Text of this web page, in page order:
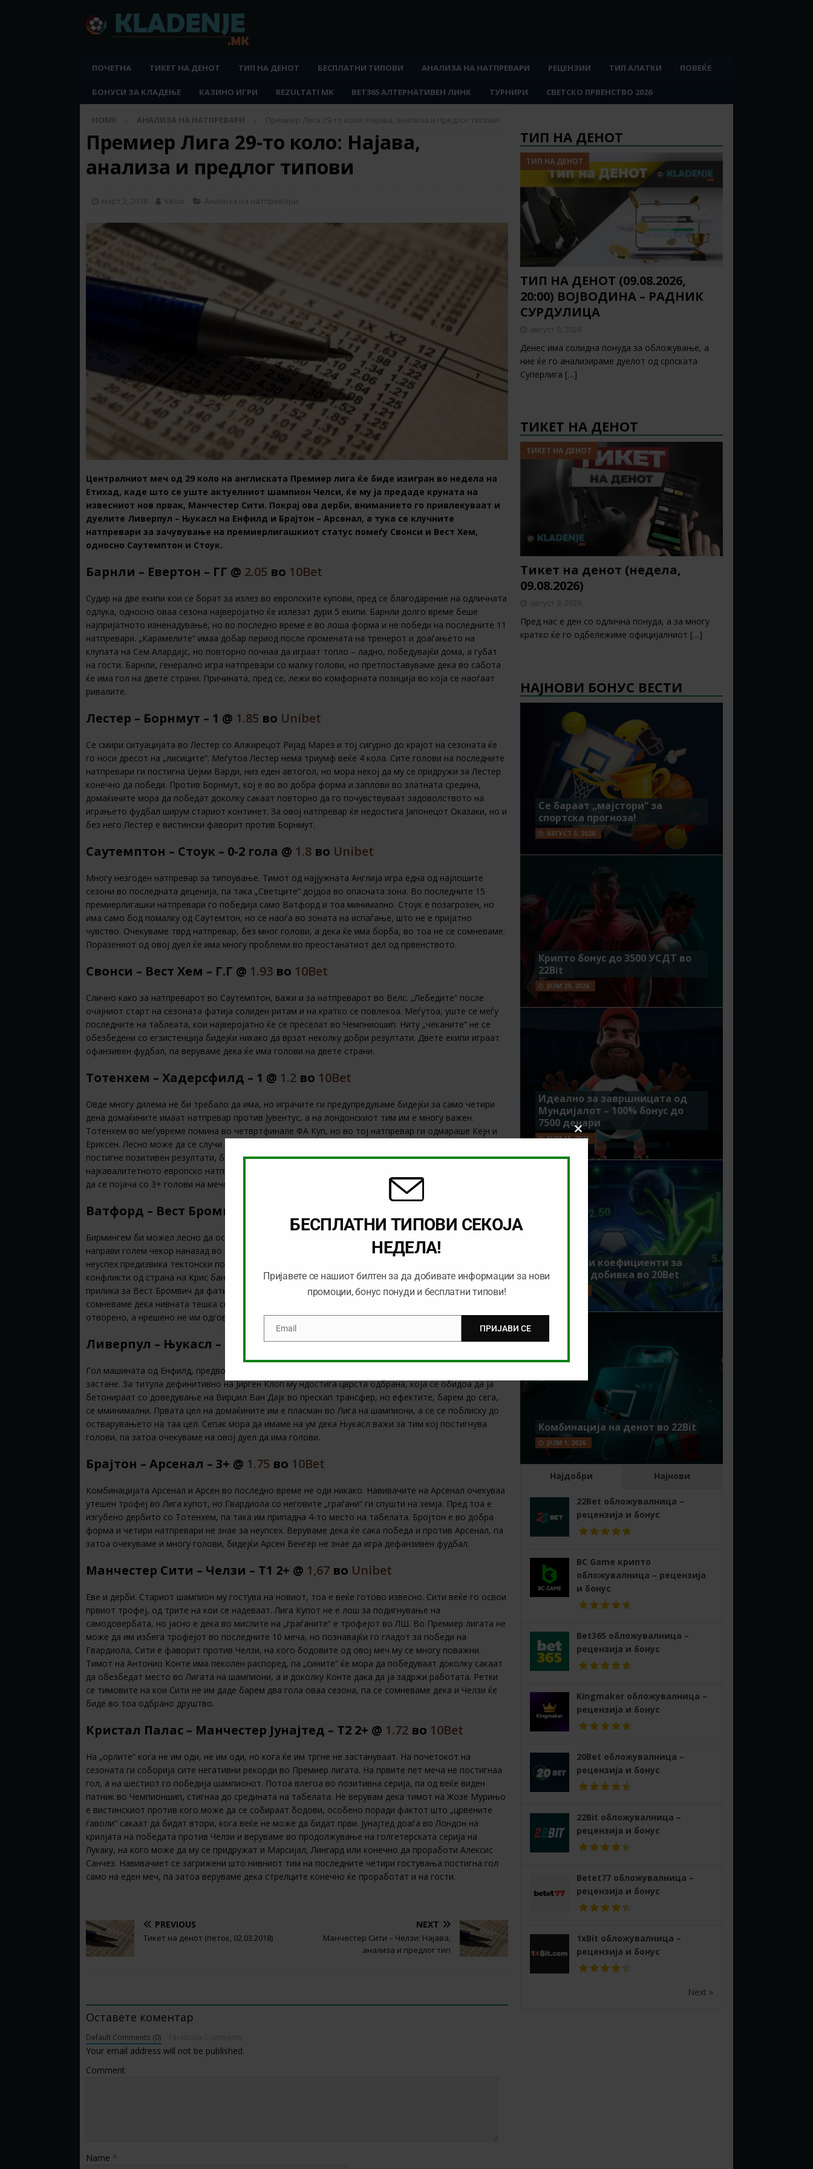
ПОЧЕТНА ТИКЕТ НА ДЕНОТ ТИП НА ДЕНОТ БЕСПЛАТНИ ТИПОВИ АНАЛИЗА НА НАТПРЕВАРИ РЕЦЕНЗИИ ТИП АЛАТКИ ПОВЕЌЕ
БОНУСИ ЗА КЛАДЕЊЕ КАЗИНО ИГРИ REZULTATI MK BET365 АЛТЕРНАТИВЕН ЛИНК ТУРНИРИ СВЕТСКО ПРВЕНСТВО 2026
HOME АНАЛИЗА НА НАТПРЕВАРИ Премиер Лига 29-то коло: Најава, анализа и предлог типови
Премиер Лига 29-то коло: Најава,
анализа и предлог типови
март 2, 2018 Viktor Анализа на натпревари
Централниот меч од 29 коло на англиската Премиер лига ќе биде изигран во недела на
Етихад, каде што се уште актуелниот шампион Челси, ќе му ја предаде круната на
извесниот нов првак, Манчестер Сити. Покрај ова дерби, вниманието го привлекуваат и
дуелите Ливерпул – Њукасл на Енфилд и Брајтон – Арсенал, а тука се клучните
натпревари за зачувување на премиерлигашкиот статус помеѓу Свонси и Вест Хем,
односно Саутемптон и Стоук.
Барнли – Евертон – ГГ @ 2.05 во 10Bet
Судир на две екипи кои се борат за излез во европските купови, пред се благодарение на одличната
одлука, односно оваа сезона најверојатно ќе излезат дури 5 екипи. Барнли долго време беше
најпријатното изненадување, но во последно време е во лоша форма и не победи на последните 11
натпревари. „Карамелите“ имаа добар период после промената на тренерот и доаѓањето на
клупата на Сем Алардајс, но повторно почнаа да играат топло – ладно, победувајќи дома, а губат
на гости. Барнли, генерално игра натпревари со малку голови, но претпоставуваме дека во сабота
ќе има гол на двете страни. Причината, пред се, лежи во комфорната позиција во која се наоѓаат
ривалите.
Лестер – Борнмут – 1 @ 1.85 во Unibet
Се смири ситуацијата во Лeстер со Алжирецот Ријад Марез и тој сигурно до крајот на сезоната ќе
го носи дресот на „лисиците“. Меѓутоа Лестер нема триумф веќе 4 кола. Сите голови на последните
натпревари ги постигна Џејми Варди, низ еден автогол, но мора некој да му се придружи за Лестер
конечно да победи. Против Борнмут, кој е во во добра форма и заплови во златната средина,
домаќините мора да победат доколку сакаат повторно да го почувствуваат задоволството на
играњето фудбал ширум стариот континет. За овој натпревар ќе недостига Јапонецот Оказаки, но и
без него Лестер е вистински фаворит против Борнмут.
Саутемптон – Стоук – 0-2 гола @ 1.8 во Unibet
Многу незгоден натпревар за типоување. Тимот од најјужната Англија игра една од најлошите
сезони во последната деценија, па така „Светците“ дојдоа во опасната зона. Во последните 15
премиерлигашки натпревари го победија само Ватфорд и тоа минимално. Стоук е позагрозен, но
има само бод помалку од Саутемтон, но се наоѓа во зоната на испаѓање, што не е пријатно
чувство. Очекуваме тврд натпревар, без мног голови, а дека ќе има борба, во тоа не се сомневаме.
Поразениот од овој дуел ќе има многу проблеми во преостанатиот дел од првенството.
Свонси – Вест Хем – Г.Г @ 1.93 во 10Bet
Слично како за натпреварот во Саутемптон, важи и зa натпреварот во Велс. „Лебедите“ после
очајниот старт на сезоната фатија солиден ритам и на кратко се повлекоа. Меѓутоа, уште се меѓу
последните на таблеата, кои најверојатно ќе се преселат во Чемпниошип. Ниту „чеканите“ не се
обезбедени со егзистенција бидејќи никако да врзат неколку добри резултати. Двете екипи играат
офанзивен фудбал, па веруваме дека ќе има голови на двете страни.
Тотенхем – Хадерсфилд – 1 @ 1.2 во 10Bet
Овде многу дилема не би требало да има, но играчите ги предупредуваме бидејќи за само четири
дена домаќините имаат натпревар против Јувентус, а на лондонскиот тим им е многу важен.
Тотенхем во меѓувреме помина во четвртфинале ФА Куп, но во тој натпревар ги одмараше Кејн и
Ериксен. Лесно може да се случи тоа и против Хадерсфилд. Покетино сигурно ќе се обиде да
постигне позитивен резултати, бидејќи натпреварот им е доста важен поради пласман во
најкавалитетното европско натпреварување во наредната сезона. Коефициентот не е гол, но може
да се појача со 3+ голови на мечот.
Ватфорд – Вест Бромвич – 3+ @
Бирмингем би можел лесно да остане и без третиот премиерлигаш. Вест Бромивч минатата недела
направи голем чекор наназад во борбата за опстанок, кога беше поразен од Хадерсфилд. Тој
неуспех предизвика тектонски потреси помеѓу навивачите, но и меѓу фудбалерите, па се зборува за
конфликти од страна на Крис бант со соиграчите. Гостувањето кај Ватфорд може да биде последна
прилика за Вест Бромвич да фати каков – таков приклучок со останатите „давеници“ иако се
сомневаме дека нивната тешка ситуација ќе биде надмината. Веруваме дека двата тима ќе играат
отворено, а нрешено не им одговара ниту на едните ниту на другите.
Ливерпул – Њукасл – 1 и 3+ @1.55во10Bet
Гол машината од Енфилд, предводена од феноменалниот Еѓипќанец Мохамед Салах нема намера да
застане. За титула дефинитивно на Јирген Клоп му ндостига цврста одбрана, која се обидоа да ја
бетонираат со доведување на Вирџил Ван Дајк во прескап трансфер, но ефектите, барем до сега,
се мминимални. Првата цел на домаќините им е пласман во Лига на шампиони, а се се поблиску до
остварувањето на таа цел. Сепак мора да имаме на ум дека Њукасл важи за тим кој постигнува
голови, па затоа очекуваме на овој дуел да има голови.
Брајтон – Арсенал – 3+ @ 1.75 во 10Bet
Комбинацијата Арсенал и Арсен во последно време не оди никако. Навивачите на Арсенал очекуваа
утешен трофеј во Лига купот, но Гвардиола со неговите „граѓани“ ги спушти на земја. Пред тоа е
изгубено дербито со Тотенхем, па така им припадна 4-то место на табелата. Бројтон е во добра
форма и четири натпревари не знае за неупсех. Веруваме дека ќе сака победа и против Арсенал, па
затоа очекуваме и многу голови, бидејќи Арсен Венгер не знае да игра дефанзивен фудбал.
Манчестер Сити – Челзи – Т1 2+ @ 1,67 во Unibet
Еве и дерби. Стариот шампион му гостува на новиот, тоа е веќе готово извесно. Сити веќе го освои
првиот трофеј, од трите на кои се надеваат. Лига Купот не е лош за подигнување на
самодовербата, но јасно е дека во мислите на „граѓаните“ е трофејот во ЛШ. Во Премиер лигата не
може да им избега трофејот во последните 10 меча, но познавајќи го гладот за победи на
Гвардиола, Сити е фаворит против Челзи, на кого бодовите од овој меч му се многу поважни.
Тимот на Антонио Конте има пеколен распоред, па „сините“ ќе мора да победуваат доколку сакаат
да обезбедат место во Лигата на шампиони, а и доколку Конте дака да ја задржи работата. Ретки
се тимовите на кои Сити не им даде барем два гола оваа сезона, па се сомневаме дека и Челзи ќе
биде во тоа одбрано друштво.
Кристал Палас – Манчестер Јунајтед – Т2 2+ @ 1.72 во 10Bet
На „орлите“ кога не им оди, не им оди, но кога ќе им тргне не застануваат. На почетокот на
сезоната ги соборија сите негативни рекорди во Премиер лигата. На првите пет меча не постигнаа
гол, а на шестиот го победија шампионот. Потоа влегоа во позитивна серија, па од веќе виден
патник во Чемпионшип, стигнаа до средината на табелата. Не верувам дека тимот на Жозе Мурињо
е вистинскиот против кого може да се собираат бодови, особено поради фактот што „црвените
ѓаволи“ сакаат да бидат втори, кога веќе не може да бидат први. Јунајтед доаѓа во Лондон на
крилјата на победата против Челзи и веруваме во продолжување на голгетерската серија на
Лукаку, на кого може да му се придружат и Марсијал, Лингард или конечно да проработи Алексис
Санчез. Навивачиет се загрижени што нивниот тим на последните четири гостувања постигна гол
само на еден меч, па затоа веруваме дека стрелците конечно ќе проработат и на гости.
PREVIOUS
Тикет на денот (петок, 02.03.2018)
NEXT
Манчестер Сити – Челзи: Најава,
анализа и предлог тип
Оставете коментар
Default Comments (0)
Your email address will not be published.
Comment
Name *
ТИП НА ДЕНОТ
ТИП НА ДЕНОТ
ТИП НА ДЕНОТ (09.08.2026,
20:00) ВОЈВОДИНА – РАДНИК
СУРДУЛИЦА
август 9, 2026
Денес има солидна понуда за обложување, а
ние ќе го анализираме дуелот од српската
Суперлига […]
ТИКЕТ НА ДЕНОТ
ТИКЕТ НА ДЕНОТ
Тикет на денот (недела,
09.08.2026)
август 9, 2026
Пред нас е ден со одлична понуда, а за многу
кратко ќе го одбележиме официјалниот […]
НАЈНОВИ БОНУС ВЕСТИ
Се бараат „мајстори“ за
спортска прогноза!
АВГУСТ 5, 2026
Крипто бонус до 3500 УСДТ во
22Bit
ЈУЛИ 29, 2026
Идеално за завршницата од
Мундијалот – 100% бонус до
7500 денари
ЈУЛИ 15, 2026
Зголемени коефициенти за
поголема добивка во 20Bet
Комбинација на денот во 22Bit
ЈУЛИ 1, 2026
Најдобри Најнови
22Bet обложувалница –
рецензија и бонус
BC Game крипто
обложувалница – рецензија
и бонус
Bet365 обложувалница –
рецензија и бонус
Kingmaker обложувалница –
рецензија и бонус
20Bet обложувалница –
рецензија и бонус
22Bit обложувалница –
рецензија и бонус
Betet77 обложувалница –
рецензија и бонус
1xBit обложувалница –
рецензија и бонус
Next »
Close
this
module
БЕСПЛАТНИ ТИПОВИ СЕКОЈА
НЕДЕЛА!
Пријавете се нашиот билтен за да добивате информации за нови
промоции, бонус понуди и бесплатни типови!
EmailEmail ПРИЈАВИ СЕ